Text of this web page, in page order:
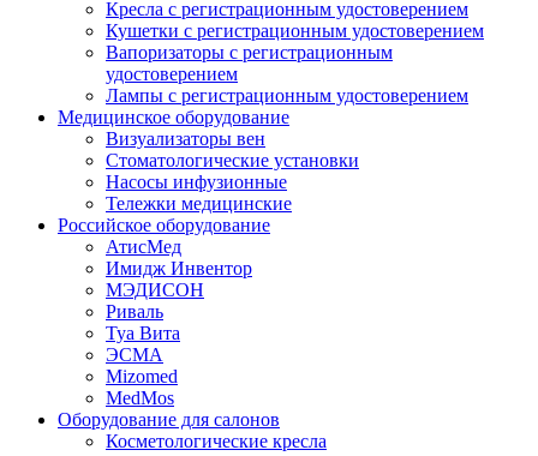
Кресла с регистрационным удостоверением
Кушетки с регистрационным удостоверением
Вапоризаторы с регистрационным
удостоверением
Лампы с регистрационным удостоверением
Медицинское оборудование
Визуализаторы вен
Стоматологические установки
Насосы инфузионные
Тележки медицинские
Российское оборудование
АтисМед
Имидж Инвентор
МЭДИСОН
Риваль
Туа Вита
ЭСМА
Mizomed
MedMos
Оборудование для салонов
Косметологические кресла